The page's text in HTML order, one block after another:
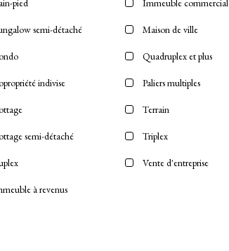
pied Immeuble commercial
semi-détaché Maison de ville
Quadruplex et plus
indivise Paliers multiples
Terrain
semi-détaché Triplex
Vente d'entreprise
à revenus